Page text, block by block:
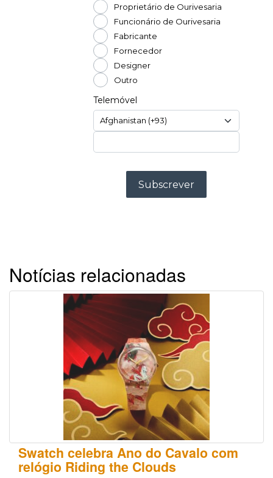
Notícias relacionadas
Swatch celebra Ano do Cavalo com
relógio Riding the Clouds